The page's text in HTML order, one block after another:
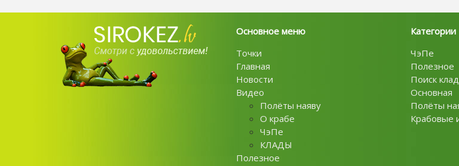
Основное меню
Точки
Главная
Новости
Видео
Полёты наяву
О крабе
ЧэПе
КЛАДЫ
Полезное
Категории
ЧэПе
Полезное
Поиск
Основная
Полёты
Крабовые